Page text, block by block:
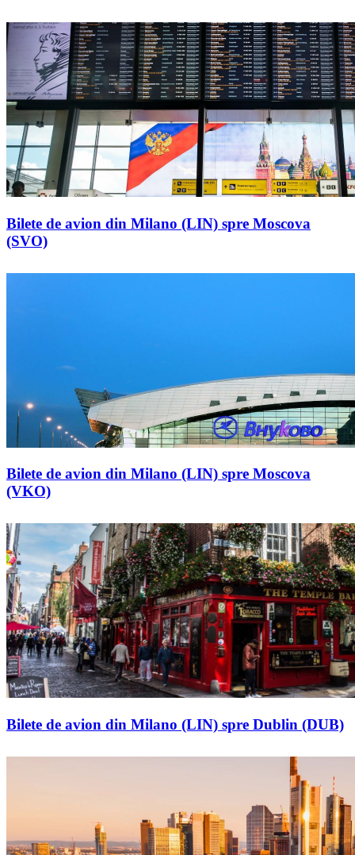
Bilete de avion din Milano (LIN) spre Moscova
(SVO)
Bilete de avion din Milano (LIN) spre Moscova
(VKO)
Bilete de avion din Milano (LIN) spre Dublin (DUB)